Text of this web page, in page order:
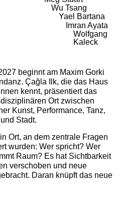
Wu Tsang
Yael Bartana
Imran Ayata
Wolfgang
Kaleck
beginnt am Maxim Gorki
Çağla Ilk, die das Haus
kennt, präsentiert das
Ort zwischen
Kunst, Performance, Tanz,
Stadt.
Ort, an dem zentrale Fragen
wurden: Wer spricht? Wer
Raum? Es hat Sichtbarkeit
verschoben und neue
Daran knüpft das neue